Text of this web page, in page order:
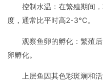
控制水温：在繁殖期间
度，通常比平时高2-3°C。
观察鱼卵的孵化：繁殖
卵孵化。
上层鱼因其色彩斑斓和